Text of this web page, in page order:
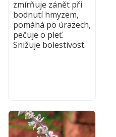
zmírňuje zánět při
bodnutí hmyzem,
pomáhá po úrazech,
pečuje o pleť.
Snižuje bolestivost.